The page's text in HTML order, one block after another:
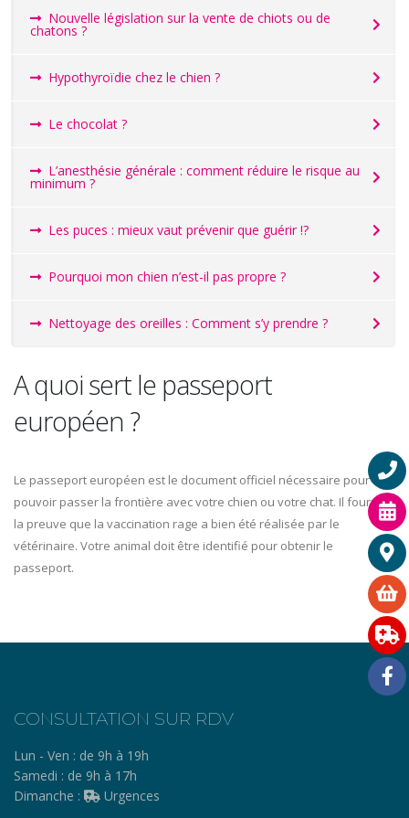
Nouvelle législation sur la vente de chiots ou de
chatons ?
Hypothyroïdie chez le chien ?
Le chocolat ?
L’anesthésie générale : comment réduire le risque au
minimum ?
Les puces : mieux vaut prévenir que guérir !?
Pourquoi mon chien n’est-il pas propre ?
Nettoyage des oreilles : Comment s’y prendre ?
A quoi sert le passeport
européen ?
Le passeport européen est le document officiel nécessaire pour
pouvoir passer la frontière avec votre chien ou votre chat. Il fournit
la preuve que la vaccination rage a bien été réalisée par le
vétérinaire. Votre animal doit être identifié pour obtenir le
passeport.
CONSULTATION SUR RDV
Lun - Ven : de 9h à 19h
Samedi : de 9h à 17h
Dimanche :
Urgences